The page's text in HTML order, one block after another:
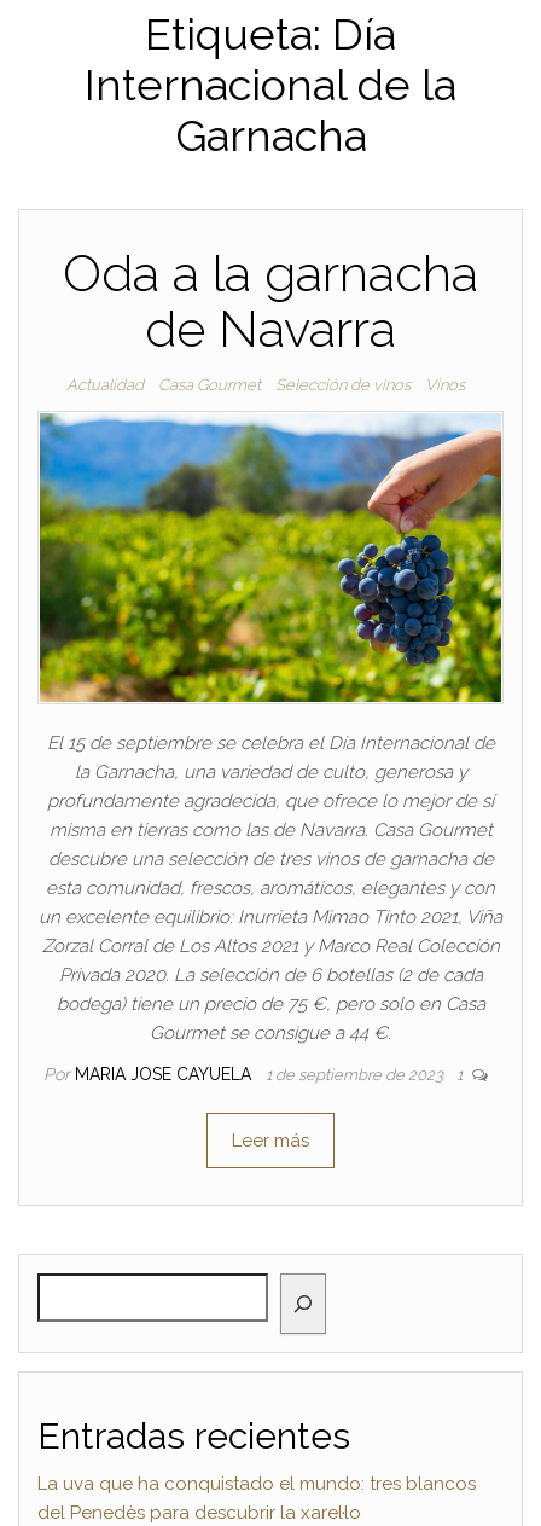
Etiqueta: Día
Internacional de la
Garnacha
Oda a la garnacha
de Navarra
Actualidad Casa Gourmet Selección de vinos Vinos
El 15 de septiembre se celebra el Día Internacional de
la Garnacha, una variedad de culto, generosa y
profundamente agradecida, que ofrece lo mejor de sí
misma en tierras como las de Navarra. Casa Gourmet
descubre una selección de tres vinos de garnacha de
esta comunidad, frescos, aromáticos, elegantes y con
un excelente equilibrio: Inurrieta Mimao Tinto 2021, Viña
Zorzal Corral de Los Altos 2021 y Marco Real Colección
Privada 2020. La selección de 6 botellas (2 de cada
bodega) tiene un precio de 75 €, pero solo en Casa
Gourmet se consigue a 44 €.
Por MARIA JOSE CAYUELA 1 de septiembre de 2023 1
Leer más
Entradas recientes
La uva que ha conquistado el mundo: tres blancos
del Penedès para descubrir la xarel·lo